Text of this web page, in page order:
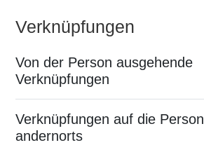
Verknüpfungen
Von der Person ausgehende
Verknüpfungen
Verknüpfungen auf die Person
andernorts